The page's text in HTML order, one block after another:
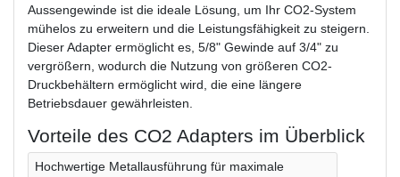
Aussengewinde ist die ideale Lösung, um Ihr CO2-System
mühelos zu erweitern und die Leistungsfähigkeit zu steigern.
Dieser Adapter ermöglicht es, 5/8" Gewinde auf 3/4" zu
vergrößern, wodurch die Nutzung von größeren CO2-
Druckbehältern ermöglicht wird, die eine längere
Betriebsdauer gewährleisten.
Vorteile des CO2 Adapters im Überblick
Hochwertige Metallausführung für maximale